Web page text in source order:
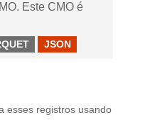
Este CMO é
JSON
esses registros usando